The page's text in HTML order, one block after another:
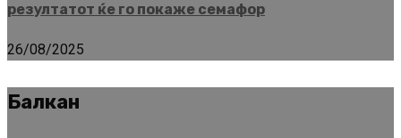
резултатот ќе го покаже семафор
26/08/2025
Балкан